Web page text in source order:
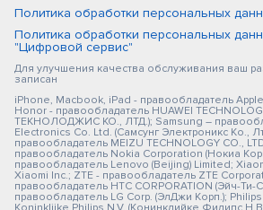
Политика обработки персональных
Политика обработки персональных
"Цифровой сервис"
Для улучшения качества обслуживания ваш
записан
iPhone, Macbook, iPad - правообладатель
Honor - правообладатель HUAWEI
ТЕКНОЛОДЖИС КО., ЛТД.); Samsung –
Electronics Co. Ltd. (Самсунг Электроникс Ко.,
правообладатель MEIZU TECHNOLOGY CO.,
правообладатель Nokia Corporation (Нокиа
правообладатель Lenovo (Beijing) Limited;
Xiaomi Inc.; ZTE - правообладатель ZTE
правообладатель HTC CORPORATION (Эйч-
правообладатель LG Corp. (ЭлДжи Корп.);